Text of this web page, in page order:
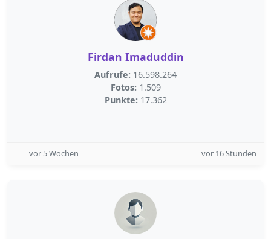
Firdan Imaduddin
Aufrufe: 16.598.264
Fotos: 1.509
Punkte: 17.362
vor 5 Wochen vor 16 Stunden